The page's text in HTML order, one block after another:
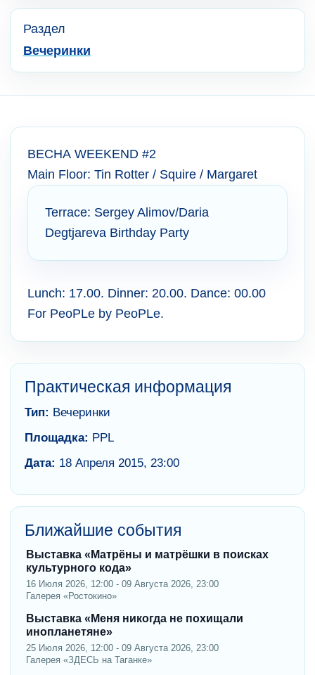
Раздел
Вечеринки
ВЕСНА WEEKEND #2
Main Floor: Tin Rotter / Squire / Margaret
Terrace: Sergey Alimov/Daria
Degtjareva Birthday Party
Lunch: 17.00. Dinner: 20.00. Dance: 00.00
For PeoPLe by PeoPLe.
Практическая информация
Тип: Вечеринки
Площадка: PPL
Дата: 18 Апреля 2015, 23:00
Ближайшие события
Выставка «Матрёны и матрёшки в поисках
культурного кода»
16 Июля 2026, 12:00 - 09 Августа 2026, 23:00
Галерея «Ростокино»
Выставка «Меня никогда не похищали
инопланетяне»
25 Июля 2026, 12:00 - 09 Августа 2026, 23:00
Галерея «ЗДЕСЬ на Таганке»